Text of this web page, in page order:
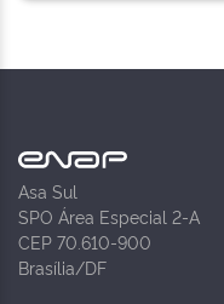
Asa Sul
SPO Área Especial 2-A
CEP 70.610-900
Brasília/DF